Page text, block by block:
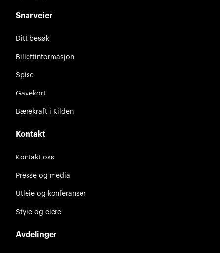
Snarveier
Ditt besøk
Billettinformasjon
Spise
Gavekort
Bærekraft i Kilden
Kontakt
Kontakt oss
Presse og media
Utleie og konferanser
Styre og eiere
Avdelinger